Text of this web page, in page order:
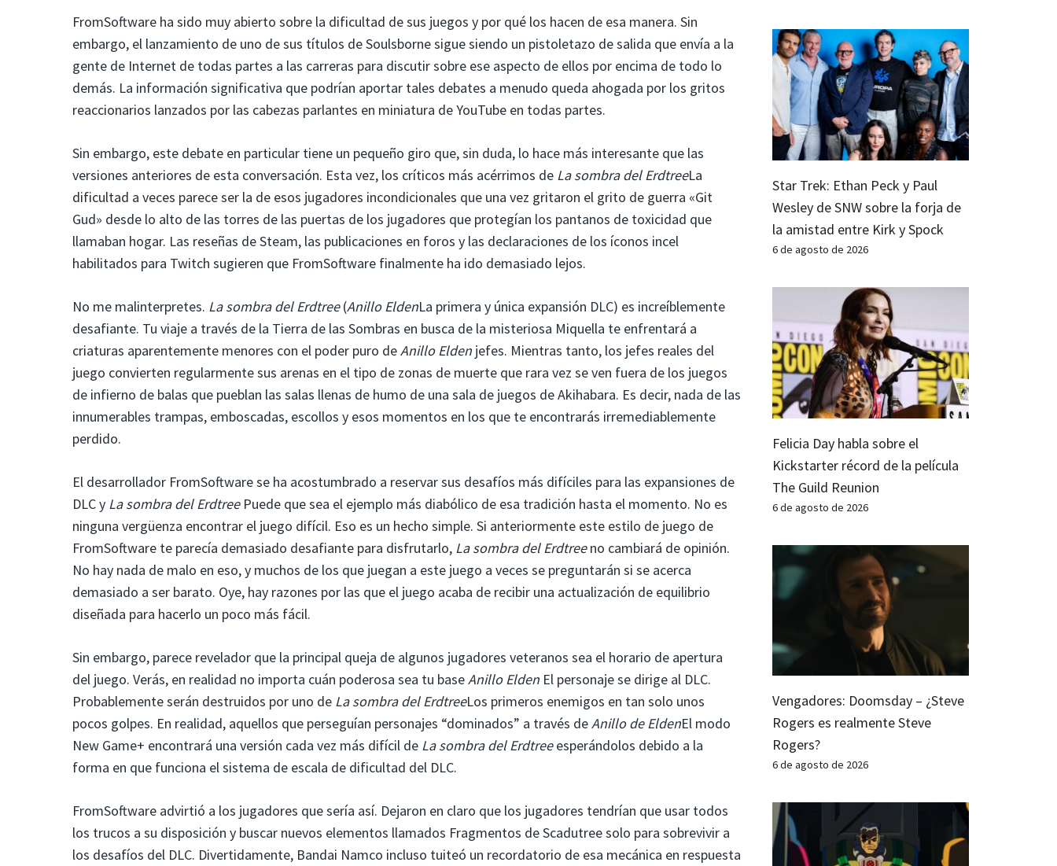
FromSoftware ha sido muy abierto sobre la dificultad de sus juegos y por qué los hacen de esa manera. Sin
embargo, el lanzamiento de uno de sus títulos de Soulsborne sigue siendo un pistoletazo de salida que envía a la
gente de Internet de todas partes a las carreras para discutir sobre ese aspecto de ellos por encima de todo lo
demás. La información significativa que podrían aportar tales debates a menudo queda ahogada por los gritos
reaccionarios lanzados por las cabezas parlantes en miniatura de YouTube en todas partes.
Sin embargo, este debate en particular tiene un pequeño giro que, sin duda, lo hace más interesante que las
versiones anteriores de esta conversación. Esta vez, los críticos más acérrimos de La sombra del ErdtreeLa
dificultad a veces parece ser la de esos jugadores incondicionales que una vez gritaron el grito de guerra «Git
Gud» desde lo alto de las torres de las puertas de los jugadores que protegían los pantanos de toxicidad que
llamaban hogar. Las reseñas de Steam, las publicaciones en foros y las declaraciones de los íconos incel
habilitados para Twitch sugieren que FromSoftware finalmente ha ido demasiado lejos.
No me malinterpretes. La sombra del Erdtree(Anillo EldenLa primera y única expansión DLC) es increíblemente
desafiante. Tu viaje a través de la Tierra de las Sombras en busca de la misteriosa Miquella te enfrentará a
criaturas aparentemente menores con el poder puro deAnillo Elden jefes. Mientras tanto, los jefes reales del
juego convierten regularmente sus arenas en el tipo de zonas de muerte que rara vez se ven fuera de los juegos
de infierno de balas que pueblan las salas llenas de humo de una sala de juegos de Akihabara. Es decir, nada de las
innumerables trampas, emboscadas, escollos y esos momentos en los que te encontrarás irremediablemente
perdido.
El desarrollador FromSoftware se ha acostumbrado a reservar sus desafíos más difíciles para las expansiones de
DLC y La sombra del ErdtreePuede que sea el ejemplo más diabólico de esa tradición hasta el momento. No es
ninguna vergüenza encontrar el juego difícil. Eso es un hecho simple. Si anteriormente este estilo de juego de
FromSoftware te parecía demasiado desafiante para disfrutarlo, La sombra del Erdtreeno cambiará de opinión.
No hay nada de malo en eso, y muchos de los que juegan a este juego a veces se preguntarán si se acerca
demasiado a ser barato. Oye, hay razones por las que el juego acaba de recibir una actualización de equilibrio
diseñada para hacerlo un poco más fácil.
Sin embargo, parece revelador que la principal queja de algunos jugadores veteranos sea el horario de apertura
del juego. Verás, en realidad no importa cuán poderosa sea tu baseAnillo Elden El personaje se dirige al DLC.
Probablemente serán destruidos por uno de La sombra del ErdtreeLos primeros enemigos en tan solo unos
pocos golpes. En realidad, aquellos que perseguían personajes “dominados” a través deAnillo de EldenEl modo
New Game+ encontrará una versión cada vez más difícil de La sombra del Erdtreeesperándolos debido a la
forma en que funciona el sistema de escala de dificultad del DLC.
FromSoftware advirtió a los jugadores que sería así. Dejaron en claro que los jugadores tendrían que usar todos
los trucos a su disposición y buscar nuevos elementos llamados Fragmentos de Scadutree solo para sobrevivir a
los desafíos del DLC. Divertidamente, Bandai Namco incluso tuiteó un recordatorio de esa mecánica en respuesta
Star Trek: Ethan Peck y Paul
Wesley de SNW sobre la forja de
la amistad entre Kirk y Spock
6 de agosto de 2026
Felicia Day habla sobre el
Kickstarter récord de la película
The Guild Reunion
6 de agosto de 2026
Vengadores: Doomsday – ¿Steve
Rogers es realmente Steve
Rogers?
6 de agosto de 2026